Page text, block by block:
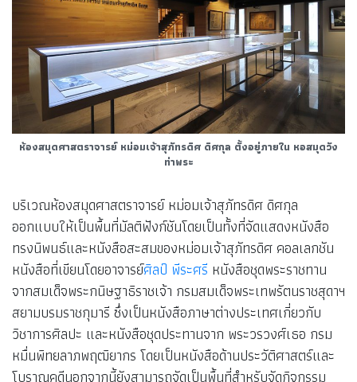
ห้องสมุดศาสตราจารย์ หม่อมเจ้าสุภัทรดิศ ดิศกุล ตั้งอยู่ภายใน หอสมุดวัง
ท่าพระ
บริเวณห้องสมุดศาสตราจารย์ หม่อมเจ้าสุภัทรดิศ ดิศกุล
ออกแบบให้เป็นพื้นที่มัลติฟังก์ชันโดยเป็นทั้งที่จัดแสดงหนังสือ
ทรงนิพนธ์และหนังสือสะสมของหม่อมเจ้าสุภัทรดิศ คอลเลกชัน
หนังสือที่เขียนโดยอาจารย์ศิลป์ พีระศรี หนังสือชุดพระราชทาน
จากสมเด็จพระกนิษฐาธิราชเจ้า กรมสมเด็จพระเทพรัตนราชสุดาฯ
สยามบรมราชกุมารี ซึ่งเป็นหนังสือภาษาต่างประเทศเกี่ยวกับ
วิชาการศิลปะ และหนังสือชุดประทานจาก พระวรวงศ์เธอ กรม
หมื่นพิทยลาภพฤฒิยากร โดยเป็นหนังสือด้านประวัติศาสตร์และ
โบราณคดีนอกจากนี้ยังสามารถจัดเป็นพื้นที่สำหรับจัดกิจกรรม